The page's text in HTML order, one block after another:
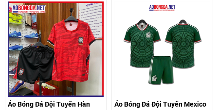
Áo Bóng Đá Đội Tuyển Hàn
Áo Bóng Đá Đội Tuyển Mexico